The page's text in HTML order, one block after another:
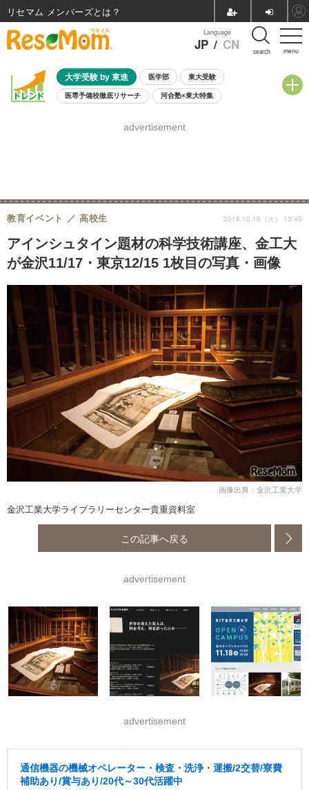
menu
Language
JP / CN search
大学受験 by 東進 医学部 東大受験
医専予備校徹底リサーチ 河合塾×東大特集
8月開催学校説明会・相談会
advertisement
アインシュタイン題材の科学技術講座、金工大
が金沢11/17・東京12/15 1枚目の写真・画像
教育イベント 高校生 2018.10.16（火） 13:45
画像出典：金沢工業大学
金沢工業大学ライブラリーセンター貴重資料室
この記事へ戻る
advertisement
advertisement
通信機器の機械オペレーター・検査・洗浄・運搬/2交替/寮費
補助あり/賞与あり/20代～30代活躍中
リセマム メンバーズ